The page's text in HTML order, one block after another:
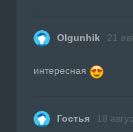
Olgunhik 21
интересная
Гостья 18